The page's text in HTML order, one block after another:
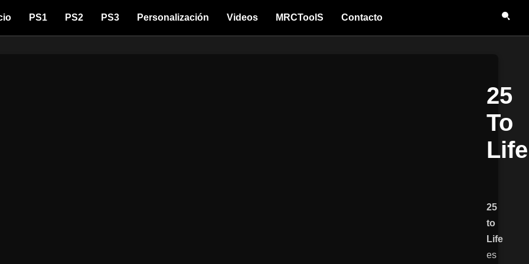
PS1 PS2 PS3 Personalización Videos MRCToolS Contacto
25
To
Life
25
to
Life
es